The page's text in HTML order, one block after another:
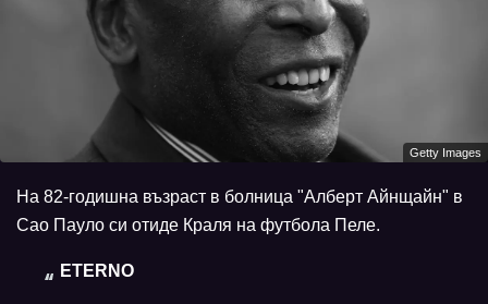
Getty Images
На 82-годишна възраст в болница "Алберт Айнщайн" в
Сао Пауло си отиде Краля на футбола Пеле.
ETERNO